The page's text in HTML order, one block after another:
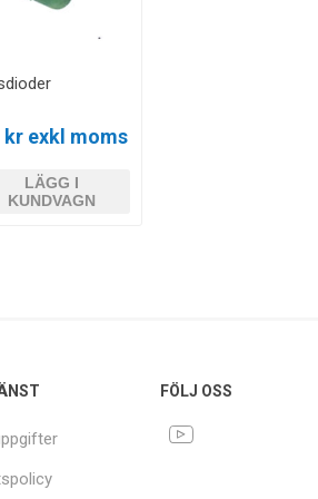
kr exkl moms
LÄGG I
KUNDVAGN
FÖLJ OSS